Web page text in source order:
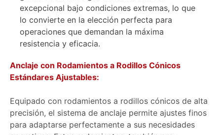
excepcional bajo condiciones extremas, lo que
lo convierte en la elección perfecta para
operaciones que demandan la máxima
resistencia y eficacia.
Anclaje con Rodamientos a Rodillos Cónicos
Estándares Ajustables:
Equipado con rodamientos a rodillos cónicos de alta
precisión, el sistema de anclaje permite ajustes finos
para adaptarse perfectamente a sus necesidades